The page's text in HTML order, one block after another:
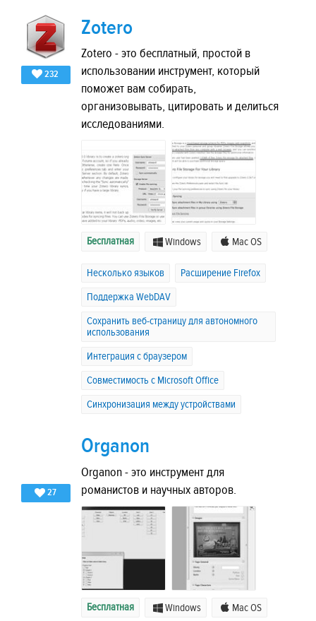
232
Zotero
Zotero - это бесплатный, простой в
использовании инструмент, который
поможет вам собирать,
организовывать, цитировать и делиться
исследованиями.
Бесплатная Windows Mac OS
Несколько языков
Расширение Firefox
Поддержка WebDAV
Сохранить веб-страницу для автономного
использования
Интеграция с браузером
Совместимость с Microsoft Office
Синхронизация между устройствами
27
Organon
Organon - это инструмент для
романистов и научных авторов.
Бесплатная Windows Mac OS